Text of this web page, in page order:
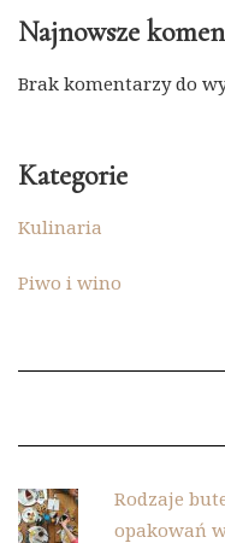
Najnowsze
Brak komentarzy do
Kategorie
Kulinaria
Piwo i wino
Rodzaje
opakowań